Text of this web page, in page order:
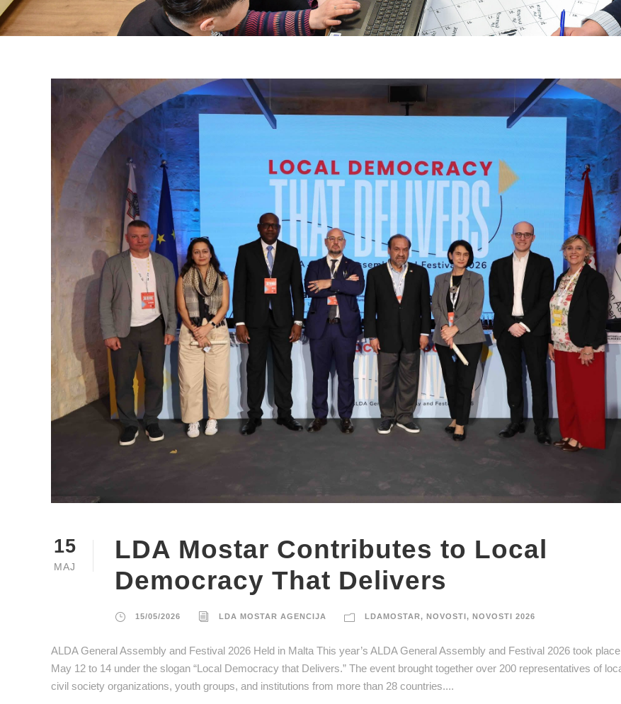
15
MAJ
LDA Mostar Contributes to Local
Democracy That Delivers
15/05/2026 LDA MOSTAR AGENCIJA LDAMOSTAR, NOVOSTI , NOVOSTI 2026
ALDA General Assembly and Festival 2026 Held in Malta This year’s ALDA General Assembly and Festival 2026 took
May 12 to 14 under the slogan “Local Democracy that Delivers.” The event brought together over 200 representatives of
civil society organizations, youth groups, and institutions from more than 28 countries....